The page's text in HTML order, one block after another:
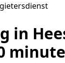
in